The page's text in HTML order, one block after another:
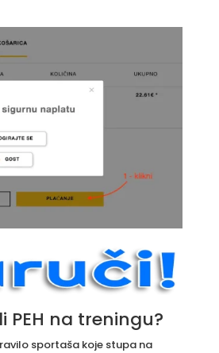
PEH na treningu?
sportaša koje stupa na